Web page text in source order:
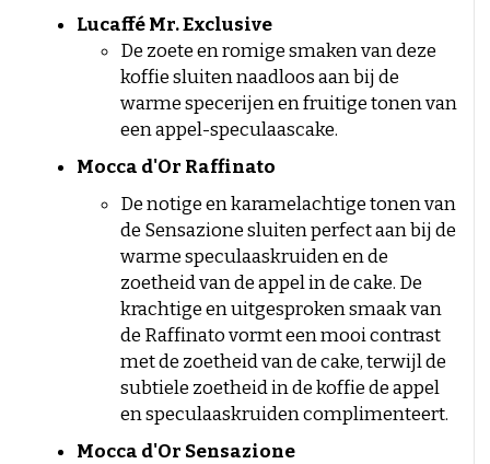
Lucaffé Mr. Exclusive
De zoete en romige smaken van deze
koffie sluiten naadloos aan bij de
warme specerijen en fruitige tonen van
een appel-speculaascake.
Mocca d'Or Raffinato
De notige en karamelachtige tonen van
de Sensazione sluiten perfect aan bij de
warme speculaaskruiden en de
zoetheid van de appel in de cake. De
krachtige en uitgesproken smaak van
de Raffinato vormt een mooi contrast
met de zoetheid van de cake, terwijl de
subtiele zoetheid in de koffie de appel
en speculaaskruiden complimenteert.
Mocca d'Or Sensazione